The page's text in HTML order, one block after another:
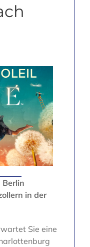
Berlin
in der
Sie eine